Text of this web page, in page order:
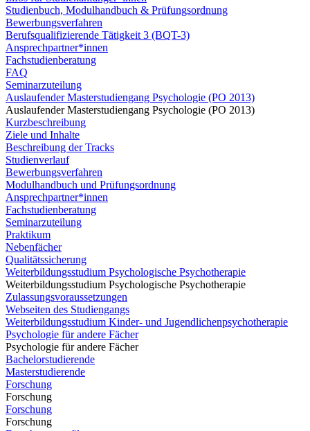
Studienbuch, Modulhandbuch & Prüfungsordnung
Bewerbungsverfahren
Berufsqualifizierende Tätigkeit 3 (BQT-3)
Ansprechpartner*innen
Fachstudienberatung
FAQ
Seminarzuteilung
Auslaufender Masterstudiengang Psychologie (PO 2013)
Auslaufender Masterstudiengang Psychologie (PO 2013)
Kurzbeschreibung
Ziele und Inhalte
Beschreibung der Tracks
Studienverlauf
Bewerbungsverfahren
Modulhandbuch und Prüfungsordnung
Ansprechpartner*innen
Fachstudienberatung
Seminarzuteilung
Praktikum
Nebenfächer
Qualitätssicherung
Weiterbildungsstudium Psychologische Psychotherapie
Weiterbildungsstudium Psychologische Psychotherapie
Zulassungsvoraussetzungen
Webseiten des Studiengangs
Weiterbildungsstudium Kinder- und Jugendlichenpsychotherapie
Psychologie für andere Fächer
Psychologie für andere Fächer
Bachelorstudierende
Masterstudierende
Forschung
Forschung
Forschung
Forschung